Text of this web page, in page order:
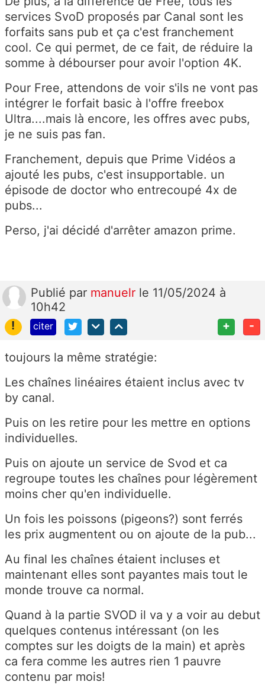
services SvoD proposés par Canal sont les
forfaits sans pub et ça c'est franchement
cool. Ce qui permet, de ce fait, de réduire la
somme à débourser pour avoir l'option 4K.
Pour Free, attendons de voir s'ils ne vont pas
intégrer le forfait basic à l'offre freebox
Ultra....mais là encore, les offres avec pubs,
je ne suis pas fan.
Franchement, depuis que Prime Vidéos a
ajouté les pubs, c'est insupportable. un
épisode de doctor who entrecoupé 4x de
pubs...
Perso, j'ai décidé d'arrêter amazon prime.
Publié par manuelr le 11/05/2024 à
10h42
!
citer + -
toujours la même stratégie:
Les chaînes linéaires étaient inclus avec tv
by canal.
Puis on les retire pour les mettre en options
individuelles.
Puis on ajoute un service de Svod et ca
regroupe toutes les chaînes pour légèrement
moins cher qu'en individuelle.
Un fois les poissons (pigeons?) sont ferrés
les prix augmentent ou on ajoute de la pub...
Au final les chaînes étaient incluses et
maintenant elles sont payantes mais tout le
monde trouve ca normal.
Quand à la partie SVOD il va y a voir au debut
quelques contenus intéressant (on les
comptes sur les doigts de la main) et après
ca fera comme les autres rien 1 pauvre
contenu par mois!